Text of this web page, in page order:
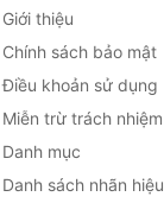
Giới thiệu
Chính sách bảo mật
Điều khoản sử dụng
Miễn trừ trách nhiệm
Danh mục
Danh sách nhãn hiệu